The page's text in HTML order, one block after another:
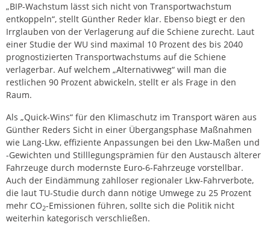
„BIP-Wachstum lässt sich nicht von Transportwachstum
entkoppeln“, stellt Günther Reder klar. Ebenso biegt er den
Irrglauben von der Verlagerung auf die Schiene zurecht. Laut
einer Studie der WU sind maximal 10 Prozent des bis 2040
prognostizierten Transportwachstums auf die Schiene
verlagerbar. Auf welchem „Alternativweg“ will man die
restlichen 90 Prozent abwickeln, stellt er als Frage in den
Raum.
Als „Quick-Wins“ für den Klimaschutz im Transport wären aus
Günther Reders Sicht in einer Übergangsphase Maßnahmen
wie Lang-Lkw, effiziente Anpassungen bei den Lkw-Maßen und
-Gewichten und Stilllegungsprämien für den Austausch älterer
Fahrzeuge durch modernste Euro-6-Fahrzeuge vorstellbar.
Auch der Eindämmung zahlloser regionaler Lkw-Fahrverbote,
die laut TU-Studie durch dann nötige Umwege zu 25 Prozent
mehr CO2-Emissionen führen, sollte sich die Politik nicht
weiterhin kategorisch verschließen.